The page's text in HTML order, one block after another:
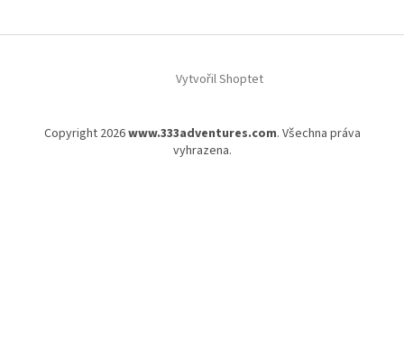
Vytvořil Shoptet
Copyright 2026www.333adventures.com. Všechna práva
vyhrazena.